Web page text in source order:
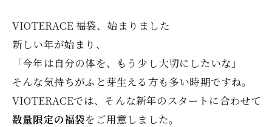
VIOTERACE 福袋、始まりました
新しい年が始まり、
「今年は自分の体を、もう少し大切にしたいな」
そんな気持ちがふと芽生える方も多い時期ですね。
VIOTERACEでは、そんな新年のスタートに合わせて
数量限定の福袋をご用意しました。